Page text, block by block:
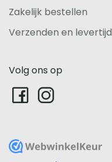
Zakelijk bestellen
Verzenden en levertijd
Volg ons op
WebwinkelKeur